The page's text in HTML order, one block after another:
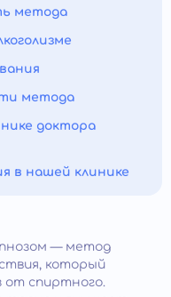
метода
метода
доктора
в нашей клинике
— метод
который
от спиртного.